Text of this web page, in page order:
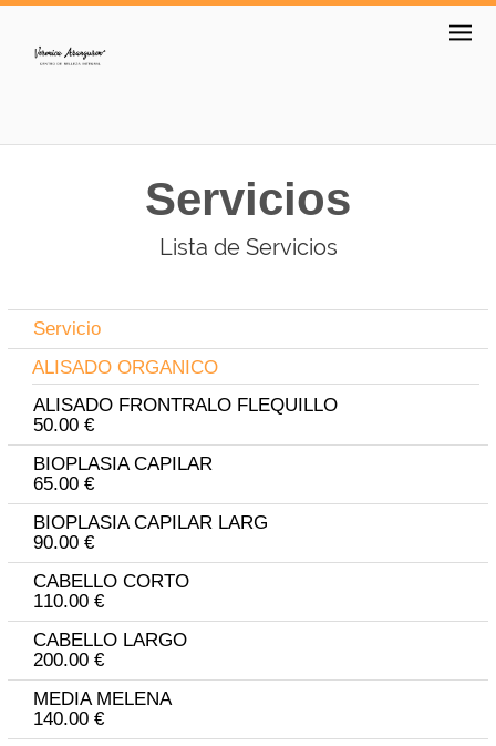
Servicios
Lista de Servicios
Servicio
ALISADO ORGANICO
ALISADO FRONTRALO FLEQUILLO
50.00 €
BIOPLASIA CAPILAR
65.00 €
BIOPLASIA CAPILAR LARG
90.00 €
CABELLO CORTO
110.00 €
CABELLO LARGO
200.00 €
MEDIA MELENA
140.00 €